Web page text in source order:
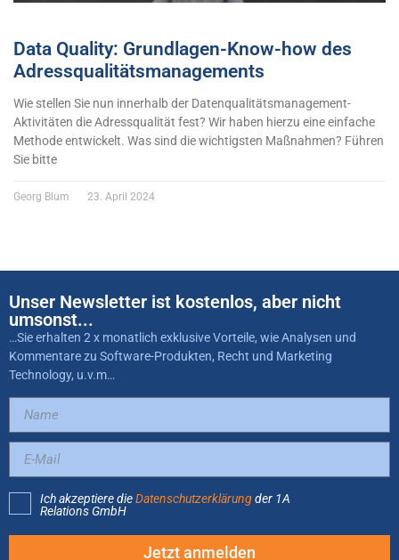
Data Quality: Grundlagen-Know-how des
Adressqualitätsmanagements
Wie stellen Sie nun innerhalb der Datenqualitätsmanagement-
Aktivitäten die Adressqualität fest? Wir haben hierzu eine einfache
Methode entwickelt. Was sind die wichtigsten Maßnahmen? Führen
Sie bitte
Georg Blum 23. April 2024
Unser Newsletter ist kostenlos, aber nicht
umsonst...
…Sie erhalten 2 x monatlich exklusive Vorteile, wie Analysen und
Kommentare zu Software-Produkten, Recht und Marketing
Technology, u.v.m…
Ich akzeptiere dieDatenschutzerklärungder 1A
Relations GmbH
Jetzt anmelden